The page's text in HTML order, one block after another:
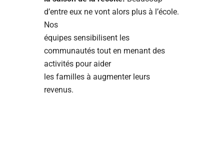
d’entre eux ne vont alors plus à l’école.
Nos
équipes sensibilisent les
communautés tout en menant des
activités pour aider
les familles à augmenter leurs
revenus.